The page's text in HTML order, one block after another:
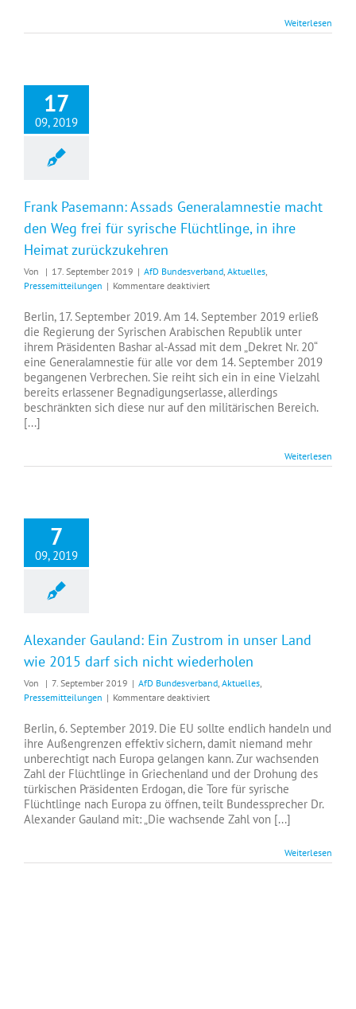
Weiterlesen
17
09, 2019
Frank Pasemann: Assads Generalamnestie macht
den Weg frei für syrische Flüchtlinge, in ihre
Heimat zurückzukehren
Von | 17. September 2019 | AfD Bundesverband, Aktuelles,
Pressemitteilungen | Kommentare deaktiviertfür
Pasemann:
Assads
Generalamnestie
macht
den
Weg
frei
für
Berlin, 17. September 2019. Am 14. September 2019 erließ
die Regierung der Syrischen Arabischen Republik unter
ihrem Präsidenten Bashar al-Assad mit dem „Dekret Nr. 20“
eine Generalamnestie für alle vor dem 14. September 2019
begangenen Verbrechen. Sie reiht sich ein in eine Vielzahl
bereits erlassener Begnadigungserlasse, allerdings
beschränkten sich diese nur auf den militärischen Bereich.
[...]
Weiterlesen
7
09, 2019
Alexander Gauland: Ein Zustrom in unser Land
wie 2015 darf sich nicht wiederholen
Von | 7. September 2019 | AfD Bundesverband, Aktuelles,
Pressemitteilungen | Kommentare deaktiviertfür
Gauland:
Ein
Zustrom
unser
Land
wie
2015
Berlin, 6. September 2019. Die EU sollte endlich handeln und
ihre Außengrenzen effektiv sichern, damit niemand mehr
unberechtigt nach Europa gelangen kann. Zur wachsenden
Zahl der Flüchtlinge in Griechenland und der Drohung des
türkischen Präsidenten Erdogan, die Tore für syrische
Flüchtlinge nach Europa zu öffnen, teilt Bundessprecher Dr.
Alexander Gauland mit: „Die wachsende Zahl von [...]
Weiterlesen